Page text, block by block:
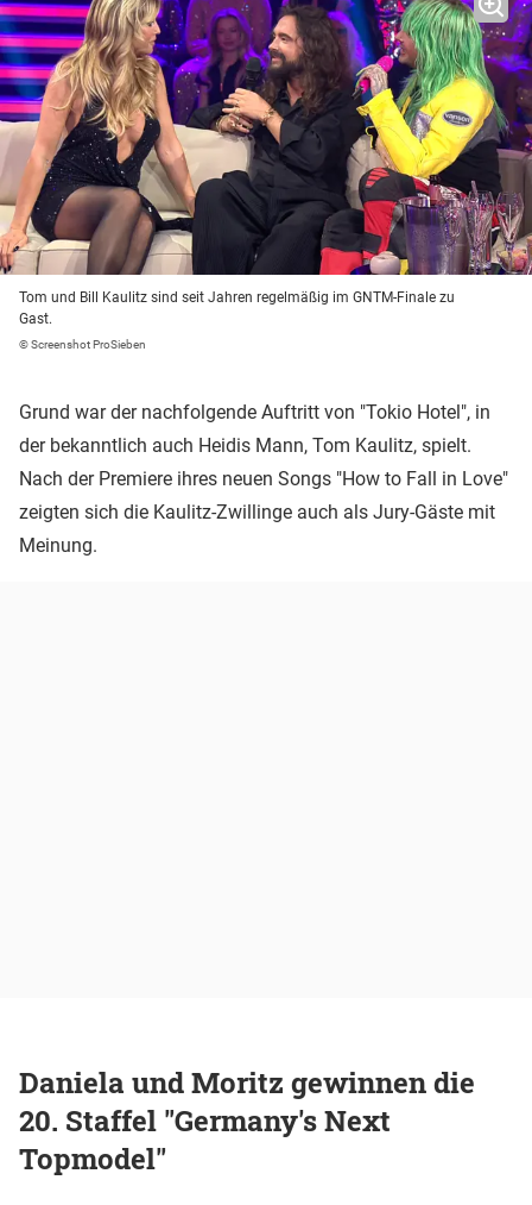
Tom und Bill Kaulitz sind seit Jahren regelmäßig im GNTM-Finale zu
Gast.
© Screenshot ProSieben
Grund war der nachfolgende Auftritt von "Tokio Hotel", in
der bekanntlich auch Heidis Mann, Tom Kaulitz, spielt.
Nach der Premiere ihres neuen Songs "How to Fall in Love"
zeigten sich die Kaulitz-Zwillinge auch als Jury-Gäste mit
Meinung.
Daniela und Moritz gewinnen die
20. Staffel "Germany's Next
Topmodel"